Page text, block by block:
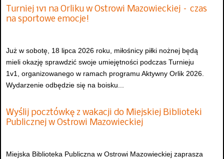
Turniej 1v1 na Orliku w Ostrowi Mazowieckiej – czas
na sportowe emocje!
Już w sobotę, 18 lipca 2026 roku, miłośnicy piłki nożnej będą
mieli okazję sprawdzić swoje umiejętności podczas Turnieju
1v1, organizowanego w ramach programu Aktywny Orlik 2026.
Wydarzenie odbędzie się na boisku...
Wyślij pocztówkę z wakacji do Miejskiej Biblioteki
Publicznej w Ostrowi Mazowieckiej
Miejska Biblioteka Publiczna w Ostrowi Mazowieckiej zaprasza